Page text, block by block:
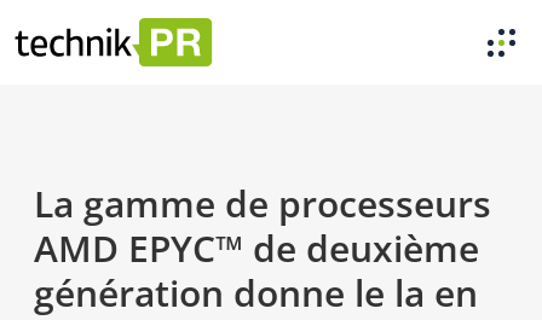
La gamme de processeurs
AMD EPYC™ de deuxième
génération donne le la en